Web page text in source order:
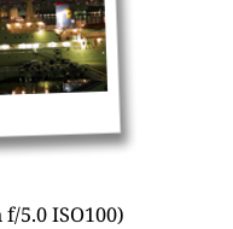
5.0 ISO100)